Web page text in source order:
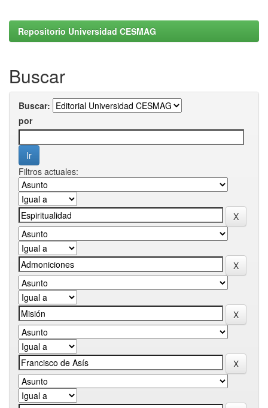
Repositorio Universidad CESMAG
Buscar
Buscar:
por
Filtros actuales: